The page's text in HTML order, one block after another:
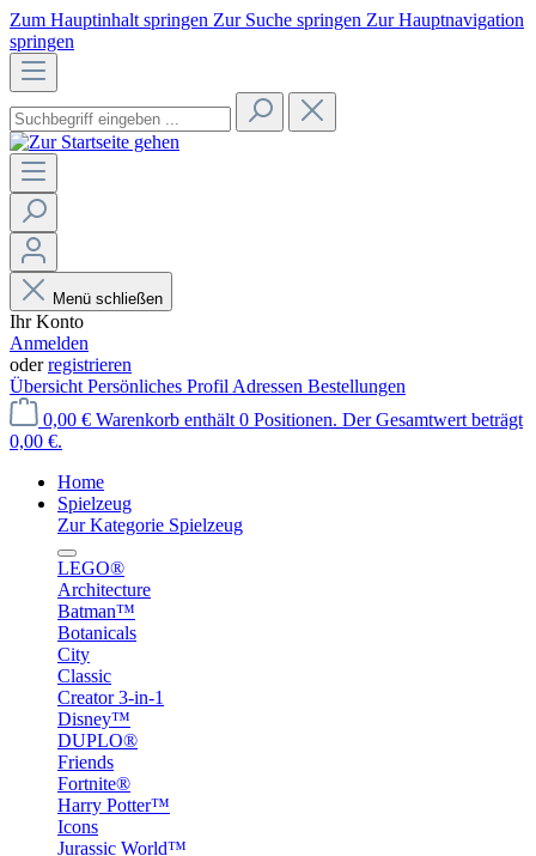
Zum Hauptinhalt springen Zur Suche springen Zur Hauptnavigation
springen
Menü schließen
Ihr Konto
Anmelden
oderregistrieren
Übersicht Persönliches Profil Adressen Bestellungen
0,00 € Warenkorb enthält 0 Positionen. Der Gesamtwert beträgt
0,00 €.
Home
Spielzeug
Zur Kategorie Spielzeug
LEGO®
Architecture
Batman™
Botanicals
City
Classic
Creator 3-in-1
Disney™
DUPLO®
Friends
Fortnite®
Harry Potter™
Icons
Jurassic World™